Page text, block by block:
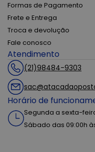
Formas de Pagamento
Frete e Entrega
Troca e devolução
Fale conosco
Atendimento
(21)98484-9303
Horário de
Segunda a sexta-
Sábado das 09:00h